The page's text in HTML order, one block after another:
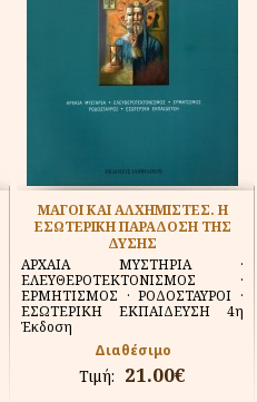
ΜΑΓΟΙ ΚΑΙ ΑΛΧΗΜΙΣΤΕΣ. Η
ΕΣΩΤΕΡΙΚΗ ΠΑΡΑΔΟΣΗ ΤΗΣ
ΔΥΣΗΣ
ΑΡΧΑΙΑ ΜΥΣΤΗΡΙΑ ·
ΕΛΕΥΘΕΡΟΤΕΚΤΟΝΙΣΜΟΣ ·
ΕΡΜΗΤΙΣΜΟΣ · ΡΟΔΟΣΤΑΥΡΟΙ ·
ΕΣΩΤΕΡΙΚΗ ΕΚΠΑΙΔΕΥΣΗ 4η
Έκδοση
Διαθέσιμο
Τιμή: 21.00€